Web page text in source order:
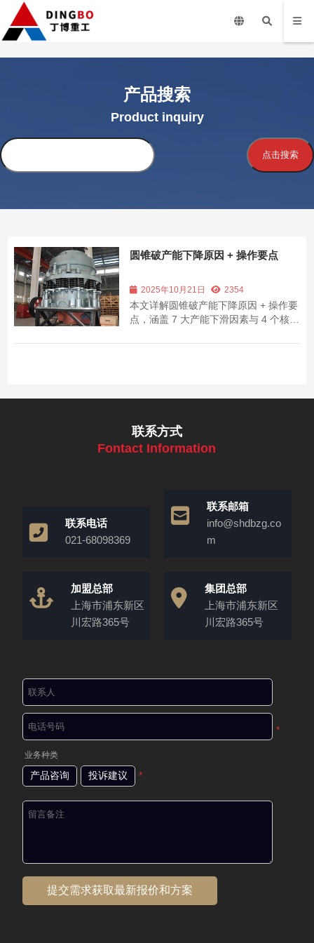
产品搜索
Product inquiry
点击搜索
圆锥破产能下降原因 + 操作要点
2025年10月21日 2354
本文详解圆锥破产能下降原因 + 操作要
点，涵盖 7 大产能下滑因素与 4 个核心
少设备故障。
联系方式
Fontact Information
联系电话
021-68098369
联系邮箱
info@shdbzg.co
m
加盟总部
上海市浦东新区
川宏路365号
集团总部
上海市浦东新区
川宏路365号
*
业务种类
产品咨询 投诉建议 *